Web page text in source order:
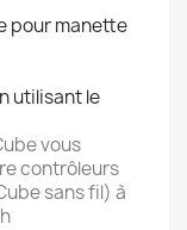
pour manette
utilisant le
vous
contrôleurs
sans fil) à